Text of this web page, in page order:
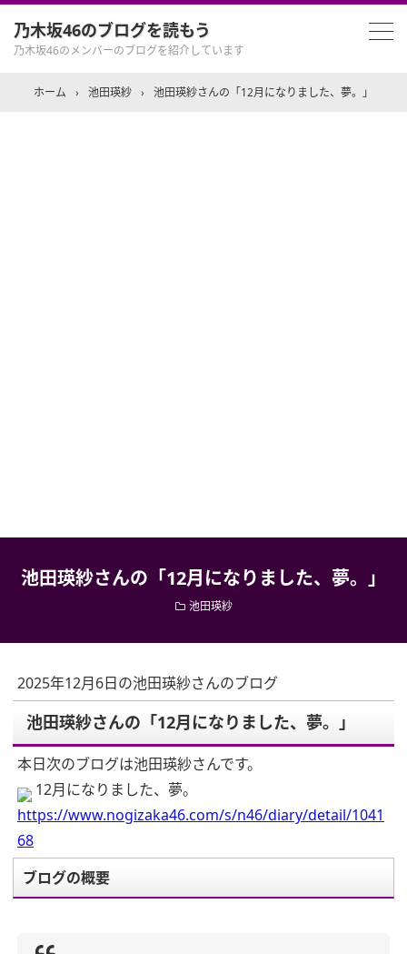
乃木坂46のブログを読もう
乃木坂46のメンバーのブログを紹介しています
ホーム › 池田瑛紗 › 池田瑛紗さんの「12月になりました、夢。」
池田瑛紗さんの「12月になりました、夢。」
池田瑛紗
2025年12月6日の池田瑛紗さんのブログ
池田瑛紗さんの「12月になりました、夢。」
本日次のブログは池田瑛紗さんです。
12月になりました、夢。
https://www.nogizaka46.com/s/n46/diary/detail/1041
68
ブログの概要